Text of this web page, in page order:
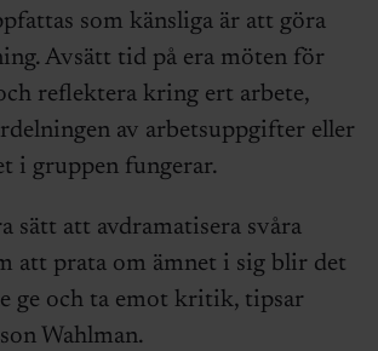
som känsliga är att göra
Avsätt tid på era möten för
reflektera kring ert arbete,
av arbetsuppgifter eller
i gruppen fungerar.
sätt att avdramatisera svåra
att prata om ämnet i sig blir det
ge och ta emot kritik, tipsar
Wahlman.